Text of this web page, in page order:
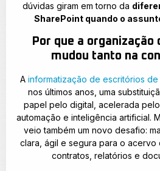
dúvidas giram em torno da
SharePoint quando o
Por que a organização
mudou tanto na
A informatização de escritórios
nos últimos anos, uma
papel pelo digital, acelerada
automação e inteligência artificial.
veio também um novo desafio:
clara, ágil e segura para o acervo
contratos, relatórios e